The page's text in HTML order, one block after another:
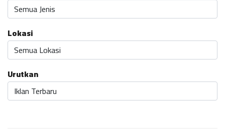
Lokasi
Urutkan